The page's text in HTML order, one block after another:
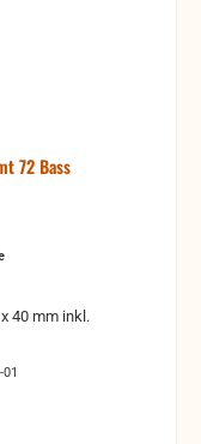
72 Bass
40 mm inkl.